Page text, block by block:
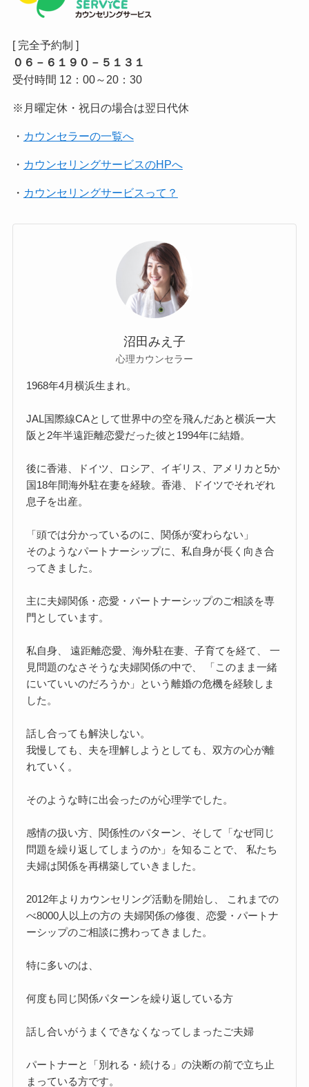
[ 完全予約制 ]
０６－６１９０－５１３１
受付時間 12：00～20：30
※月曜定休・祝日の場合は翌日代休
・ カウンセラーの一覧へ
・ カウンセリングサービスのHPへ
・ カウンセリングサービスって？
沼田みえ子
心理カウンセラー
1968年4月横浜生まれ。
JAL国際線CAとして世界中の空を飛んだあと横浜ー大
阪と2年半遠距離恋愛だった彼と1994年に結婚。
後に香港、ドイツ、ロシア、イギリス、アメリカと5か
国18年間海外駐在妻を経験。香港、ドイツでそれぞれ
息子を出産。
「頭では分かっているのに、関係が変わらない」
そのようなパートナーシップに、私自身が長く向き合
ってきました。
主に夫婦関係・恋愛・パートナーシップのご相談を専
門としています。
私自身、 遠距離恋愛、海外駐在妻、子育てを経て、 一
見問題のなさそうな夫婦関係の中で、 「このまま一緒
にいていいのだろうか」という離婚の危機を経験しま
した。
話し合っても解決しない。
我慢しても、夫を理解しようとしても、双方の心が離
れていく。
そのような時に出会ったのが心理学でした。
感情の扱い方、関係性のパターン、そして「なぜ同じ
問題を繰り返してしまうのか」を知ることで、 私たち
夫婦は関係を再構築していきました。
2012年よりカウンセリング活動を開始し、 これまでの
べ8000人以上の方の 夫婦関係の修復、恋愛・パートナ
ーシップのご相談に携わってきました。
特に多いのは、
何度も同じ関係パターンを繰り返している方
話し合いがうまくできなくなってしまったご夫婦
パートナーと「別れる・続ける」の決断の前で立ち止
まっている方です。